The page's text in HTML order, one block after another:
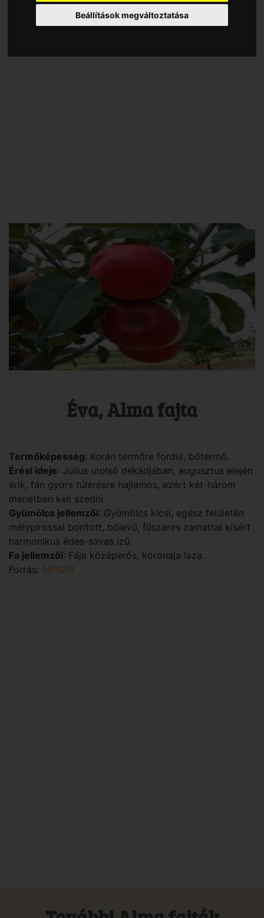
Beállítások megváltoztatása
Éva, Alma fajta
Termőképesség: Korán termőre fordul, bőtermő.
Érési ideje: Július utolsó dekádjában, augusztus elején
érik, fán gyors túlérésre hajlamos, ezért két-három
menetben kell szedni.
Gyümölcs jellemzői: Gyümölcs kicsi, egész felületén
mélypirossal borított, bőlevű, fűszeres zamattal kísért
harmonikus édes-savas ízű.
Fa jellemzői: Fája középerős, koronája laza.
Forrás: MKSZN